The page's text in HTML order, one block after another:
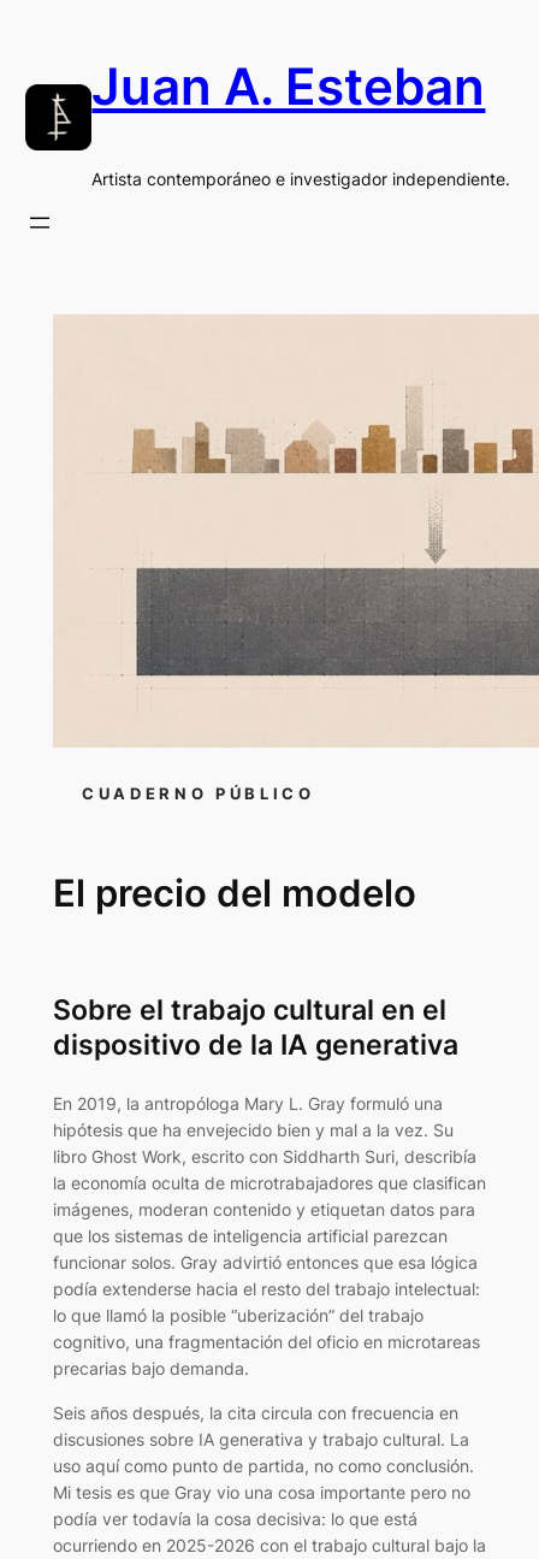
Juan A. Esteban
Artista contemporáneo e investigador independiente.
CUADERNO PÚBLICO
El precio del modelo
Sobre el trabajo cultural en el
dispositivo de la IA generativa
En 2019, la antropóloga Mary L. Gray formuló una
hipótesis que ha envejecido bien y mal a la vez. Su
libro Ghost Work, escrito con Siddharth Suri, describía
la economía oculta de microtrabajadores que clasifican
imágenes, moderan contenido y etiquetan datos para
que los sistemas de inteligencia artificial parezcan
funcionar solos. Gray advirtió entonces que esa lógica
podía extenderse hacia el resto del trabajo intelectual:
lo que llamó la posible “uberización” del trabajo
cognitivo, una fragmentación del oficio en microtareas
precarias bajo demanda.
Seis años después, la cita circula con frecuencia en
discusiones sobre IA generativa y trabajo cultural. La
uso aquí como punto de partida, no como conclusión.
Mi tesis es que Gray vio una cosa importante pero no
podía ver todavía la cosa decisiva: lo que está
ocurriendo en 2025-2026 con el trabajo cultural bajo la